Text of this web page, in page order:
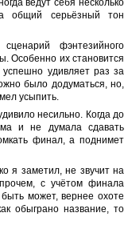
ведут себя несколько
общий серьёзный тон
фэнтезийного
Особенно их становится
удивляет раз за
было додуматься, но,
усыпить.
несильно. Когда до
и не думала сдавать
финал, а поднимет
я заметил, не звучит на
с учётом финала
может, вернее охоте
обыграно название, то